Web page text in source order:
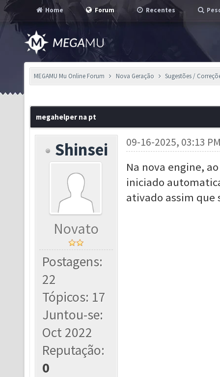
Home Forum Recentes
MEGAMU Mu Online Forum Nova Geração Sugestões /
megahelper na pt
Shinsei
Novato
Postagens:
22
Tópicos: 17
Juntou-se:
Oct 2022
Reputação:
0
09-16-2025, 03:13
Na nova engine,
iniciado
ativado assim que